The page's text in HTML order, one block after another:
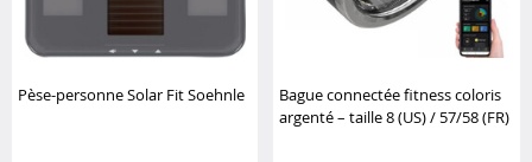
Pèse-personne Solar Fit Soehnle
Bague connectée fitness coloris
argenté – taille 8 (US) / 57/58 (FR)